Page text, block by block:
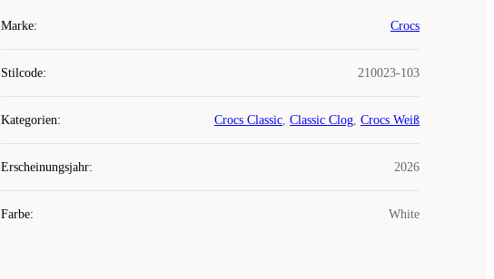
Marke: Crocs
Stilcode: 210023-103
Kategorien: Crocs Classic, Classic Clog, Crocs Weiß
Erscheinungsjahr: 2026
Farbe: White